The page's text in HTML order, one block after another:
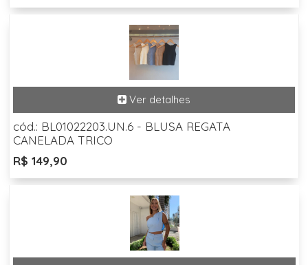
cód.: BL01022203.UN.6 - BLUSA REGATA
CANELADA TRICO
R$ 149,90